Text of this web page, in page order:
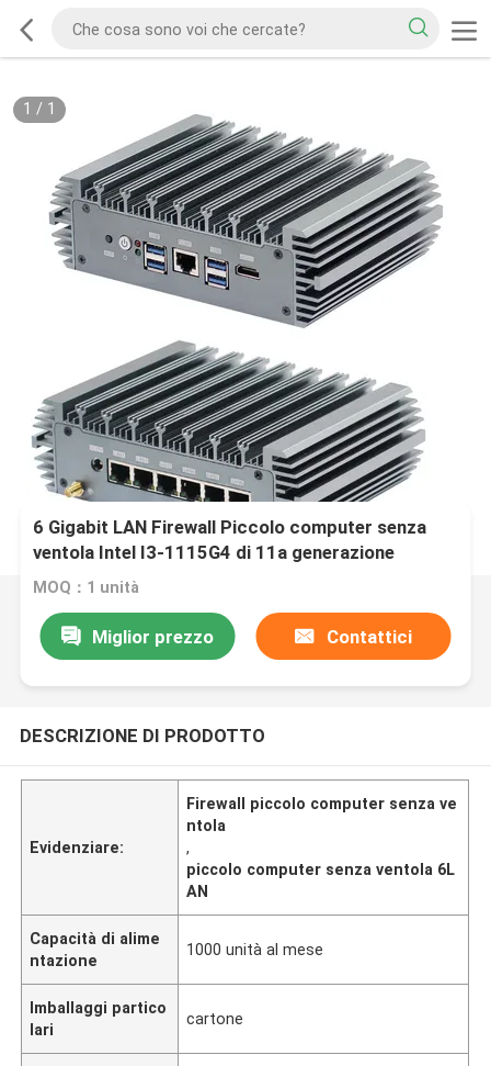
1 / 1
6 Gigabit LAN Firewall Piccolo computer senza
ventola Intel I3-1115G4 di 11a generazione
MOQ：1 unità
Miglior prezzo Contattici
DESCRIZIONE DI PRODOTTO
Evidenziare:
Firewall piccolo computer senza ve
ntola
,
piccolo computer senza ventola 6L
AN
Capacità di alime
ntazione
1000 unità al mese
Imballaggi partico
lari
cartone